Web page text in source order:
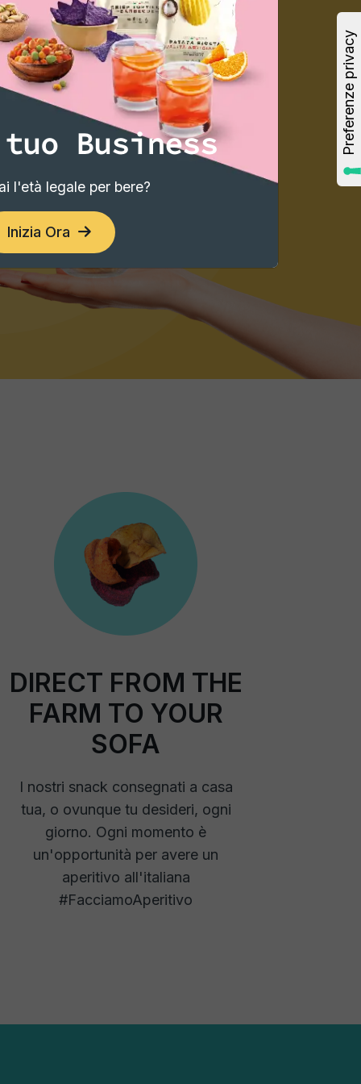
DIRECT FROM THE
FARM TO YOUR
SOFA
I nostri snack consegnati a casa
tua, o ovunque tu desideri, ogni
giorno. Ogni momento è
un'opportunità per avere un
aperitivo all'italiana
#FacciamoAperitivo
Business
l'età legale per bere?
Inizia Ora